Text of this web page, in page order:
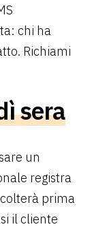
chi ha
Richiami
sera
un
registra
prima
il cliente